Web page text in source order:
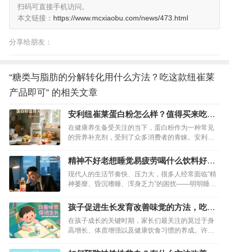
扫码可直接手机访问。
本文链接： https://www.mcxiaobu.com/news/473.html
分享给朋友：
“糖类与脂肪的分解转化用什么方法？吃这款纽崔莱
产品即可” 的相关文章
安利纽崔莱蛋白粉怎么样？值得买来吃
吗？
在健康养生备受关注的当下，蛋白粉作为一种常见
的营养补充剂，受到了众多消费者的青睐。安利纽
上占据了一席之地。但它究竟表现如何？食用后的
效果又是否如宣传所说那般出色呢？接下来，我们
将从原料、营养成分、功效、适用人群、食用体验
等多个维度，为你深度剖析安利纽崔莱蛋…
精神不好老想睡觉易疲劳喝什么饮料好？
喝安利xs饮料可缓解疲劳
现代人的生活节奏快、压力大，很多人经常面临“精
神萎靡、昏沉嗜睡、浑身乏力”的困扰——明明睡够
效率低下、日常活动提不起劲……如果你也被这些
问题困扰，或许一罐安利 XS 饮料能成为你的“活力
救星”，用科学配方帮身体击退疲劳，重新找回清醒
状态。…
孩子促进生长发育改善味觉的方法，吃这
款纽崔莱铁锌咀嚼片不错
在孩子成长的关键时期，家长们最关注的莫过于身
高增长、体质增强以及健康饮食习惯的养成。许多
这些问题往往与微量元素缺乏密切相关。科学研究